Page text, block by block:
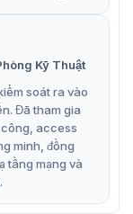
minh
thêm tính
Kỹ Thuật
soát ra vào
Đã tham gia
access
minh, đồng
tầng mạng và